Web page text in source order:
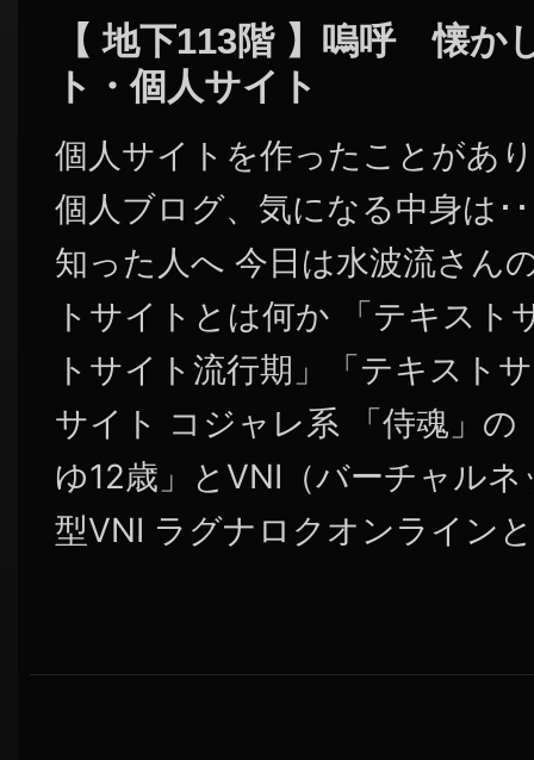
【 地下113階 】嗚呼 懐か
ト・個人サイト
個人サイトを作ったことがあ
個人ブログ、気になる中身は･
知った人へ 今日は水波流さん
トサイトとは何か 「テキスト
トサイト流行期」「テキスト
サイト コジャレ系 「侍魂」の
ゆ12歳」とVNI（バーチャル
型VNI ラグナロクオンライン